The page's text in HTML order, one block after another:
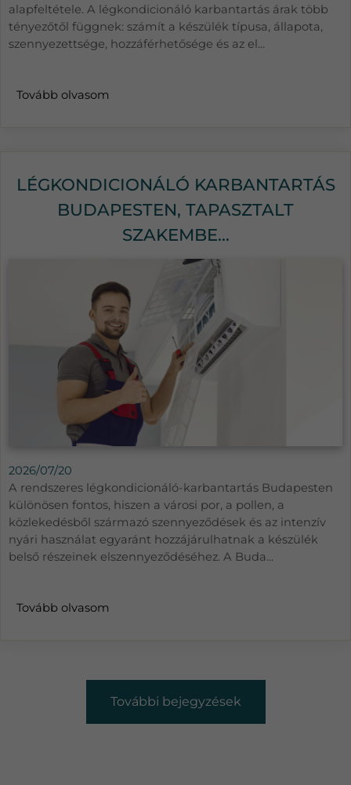
alapfeltétele. A légkondicionáló karbantartás árak több
tényezőtől függnek: számít a készülék típusa, állapota,
szennyezettsége, hozzáférhetősége és az el...
Tovább olvasom
LÉGKONDICIONÁLÓ KARBANTARTÁS
BUDAPESTEN, TAPASZTALT
SZAKEMBE...
2026/07/20
A rendszeres légkondicionáló-karbantartás Budapesten
különösen fontos, hiszen a városi por, a pollen, a
közlekedésből származó szennyeződések és az intenzív
nyári használat egyaránt hozzájárulhatnak a készülék
belső részeinek elszennyeződéséhez. A Buda...
Tovább olvasom
További bejegyzések